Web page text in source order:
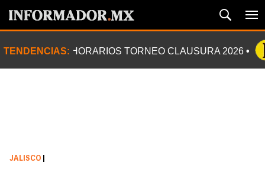
TENDENCIAS: HORARIOS TORNEO CLAUSURA 2026
JALISCO